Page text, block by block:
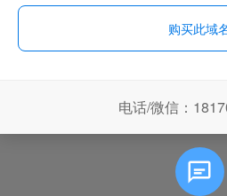
购买此域
电话/微信：